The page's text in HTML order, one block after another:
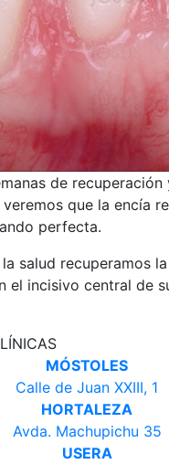
de recuperación
que la encía
perfecta.
salud recuperamos
el incisivo central de
MÓSTOLES
Calle de Juan XXIII, 1
HORTALEZA
Avda. Machupichu 35
USERA